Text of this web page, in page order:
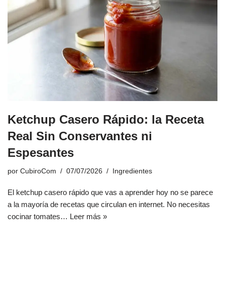
Ketchup Casero Rápido: la Receta
Real Sin Conservantes ni
Espesantes
por CubiroCom 07/07/2026 Ingredientes
El ketchup casero rápido que vas a aprender hoy no se parece
a la mayoría de recetas que circulan en internet. No necesitas
cocinar tomates… Leer más »